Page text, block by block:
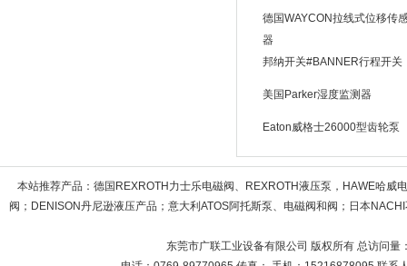
德国WAYCON拉线式位移传
器
邦纳开关#BANNER行程开关
美国Parker湿度监测器
Eaton威格士26000型齿轮泵
本站推荐产品： 德国REXROTH力士乐电磁阀、REXROTH液压泵，HAWE哈威
阀；DENISON丹尼逊液压产品；意大利ATOS阿托斯泵、电磁阀和阀；日本
东莞市广联工业设备有限公司 版权所有 总访问量